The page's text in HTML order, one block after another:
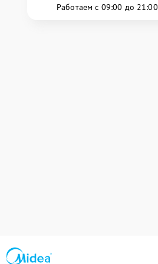
Работаем с 09:00 до 21:00